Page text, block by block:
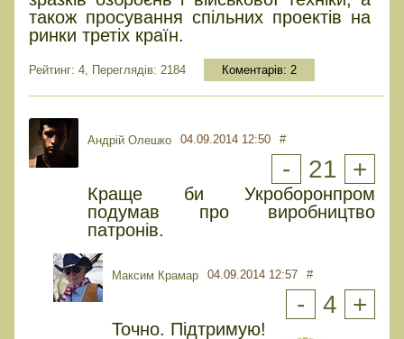
також просування спільних проектів на
ринки третіх країн.
Рейтинг: 4, Переглядів: 2184 Коментарів: 2
Андрій Олешко 04.09.2014 12:50 #
- 21 +
Краще би Укроборонпром
подумав про виробництво
патронів.
Максим Крамар 04.09.2014 12:57 #
- 4 +
Точно. Підтримую!